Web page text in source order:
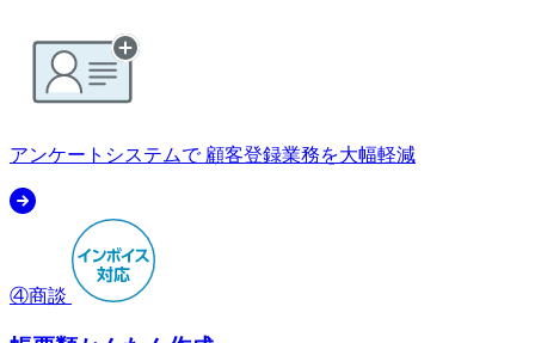
アンケートシステムで 顧客登録業務を大幅軽減
④商談